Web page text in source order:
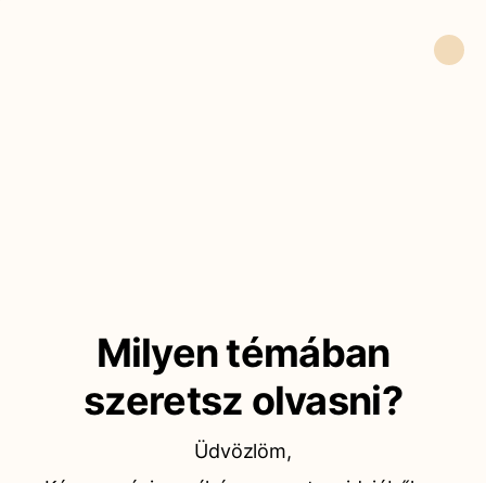
Milyen témában
szeretsz olvasni?
Üdvözlöm,